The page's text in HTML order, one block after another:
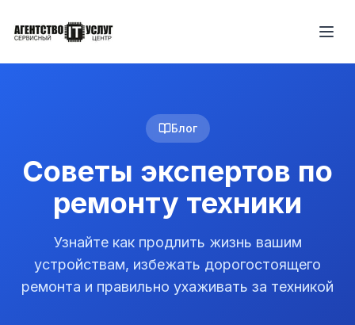
Блог
Советы экспертов по
ремонту техники
Узнайте как продлить жизнь вашим
устройствам, избежать дорогостоящего
ремонта и правильно ухаживать за техникой